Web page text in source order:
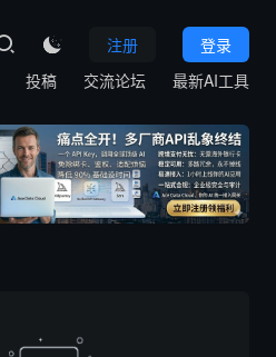
登录
注册

投稿 交流论坛 最新AI工具